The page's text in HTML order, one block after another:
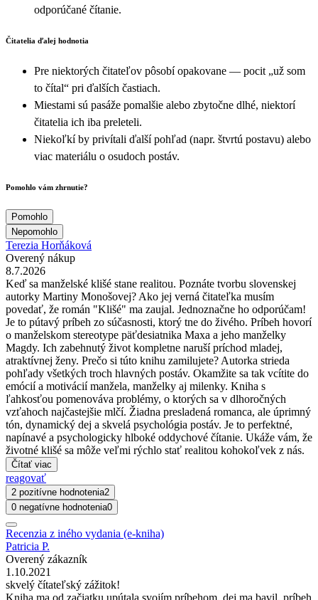
odporúčané čítanie.
Čitatelia ďalej hodnotia
Pre niektorých čitateľov pôsobí opakovane — pocit „už som
to čítal“ pri ďalších častiach.
Miestami sú pasáže pomalšie alebo zbytočne dlhé, niektorí
čitatelia ich iba preleteli.
Niekoľkí by privítali ďalší pohľad (napr. štvrtú postavu) alebo
viac materiálu o osudoch postáv.
Pomohlo vám zhrnutie?
Pomohlo
Nepomohlo
Terezia Horňáková
Overený nákup
8.7.2026
Keď sa manželské klišé stane realitou. Poznáte tvorbu slovenskej
autorky Martiny Monošovej? Ako jej verná čitateľka musím
povedať, že román "Klišé" ma zaujal. Jednoznačne ho odporúčam!
Je to pútavý príbeh zo súčasnosti, ktorý tne do živého. Príbeh hovorí
o manželskom stereotype päťdesiatnika Maxa a jeho manželky
Magdy. Ich zabehnutý život kompletne naruší príchod mladej,
atraktívnej ženy. Prečo si túto knihu zamilujete? Autorka strieda
pohľady všetkých troch hlavných postáv. Okamžite sa tak vcítite do
emócií a motivácií manžela, manželky aj milenky. Kniha s
ľahkosťou pomenováva problémy, o ktorých sa v dlhoročných
vzťahoch najčastejšie mlčí. Žiadna presladená romanca, ale úprimný
tón, dynamický dej a skvelá psychológia postáv. Je to perfektné,
napínavé a psychologicky hlboké oddychové čítanie. Ukáže vám, že
životné klišé sa môže veľmi rýchlo stať realitou kohokoľvek z nás.
Čítať viac
reagovať
2 pozitívne hodnotenia2
0 negatívne hodnotenia0
Recenzia z iného vydania (e-kniha)
Patricia P.
Overený zákazník
1.10.2021
skvelý čítateľský zážitok!
Kniha ma od začiatku upútala svojím príbehom, dej ma bavil, príbeh